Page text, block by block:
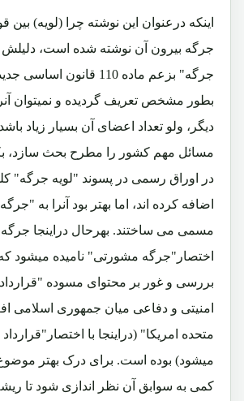
اینکه درعنوان این نوشته چرا (لویه) بین
جرگه بیرون آن نوشته شده است، دلیلش
جرگه" بزعم ماده 110 قانون
بطور مشخص تعریف گردیده و نمیتوان
دیگر، ولو تعداد اعضای آن بسیار زیاد
مسائل مهم کشور را مطرح بحث سازد،
در اوراق رسمی در پسوند "لویه جرگه"
اضافه کرده اند، اما بهتر بود آنرا به
مسمی می ساختند. بهرحال دراینجا جرگه
اختصار"جرگه مشورتی" نامیده میشود
بررسی و غور بر محتوای مسوده
امنیتی و دفاعی میان جمهوری اسلامی
متحده امریکا" (دراینجا با اختصار"قرارداد
میشود) بوده است. برای درک بهتر موضوع
کمی به سوابق آن نظر اندازی شود تا